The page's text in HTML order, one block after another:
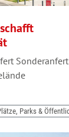
Parks &